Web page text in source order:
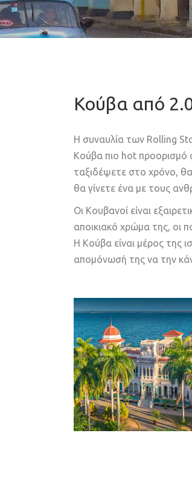
Κούβα από
Η συναυλία των Rolling
Κούβα πιο hot προορισμό
ταξιδέψετε στο χρόνο,
θα γίνετε ένα με τους
Οι Κουβανοί είναι
αποικιακό χρώμα της, οι
Η Κούβα είναι μέρος της
απομόνωσή της να την